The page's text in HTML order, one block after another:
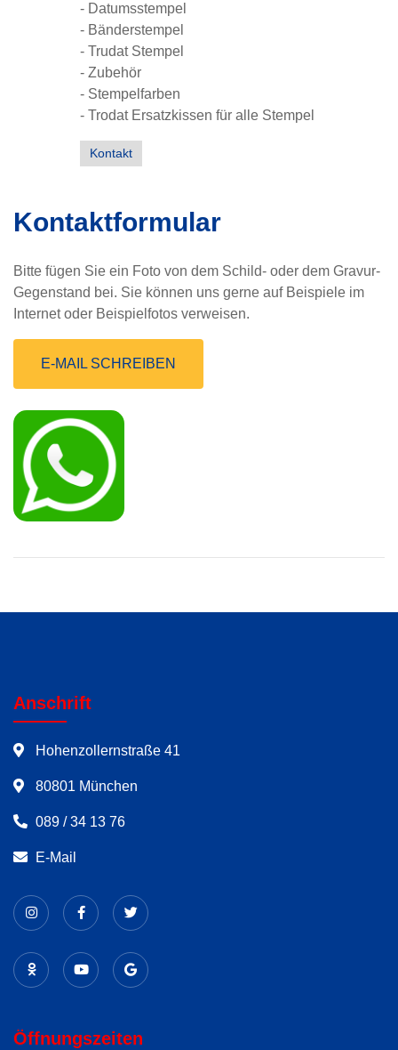
- Datumsstempel
- Bänderstempel
- Trudat Stempel
- Zubehör
- Stempelfarben
- Trodat Ersatzkissen für alle Stempel
Kontakt
Kontaktformular
Bitte fügen Sie ein Foto von dem Schild- oder dem Gravur-
Gegenstand bei. Sie können uns gerne auf Beispiele im
Internet oder Beispielfotos verweisen.
E-MAIL SCHREIBEN
Anschrift
Hohenzollernstraße 41
80801 München
089 / 34 13 76
E-Mail
Öffnungszeiten